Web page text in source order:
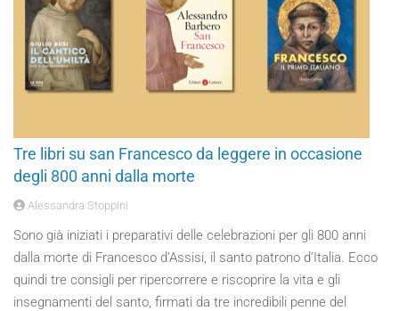
Tre libri su san Francesco da leggere in occasione
degli 800 anni dalla morte
Alessandra Stoppini
Sono già iniziati i preparativi delle celebrazioni per gli 800 anni
dalla morte di Francesco d’Assisi, il santo patrono d’Italia. Ecco
quindi tre consigli per ripercorrere e riscoprire la vita e gli
insegnamenti del santo, firmati da tre incredibili penne del